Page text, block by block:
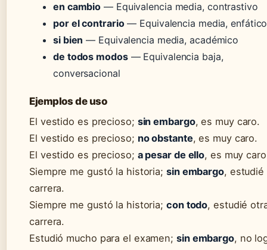
en cambio — Equivalencia media, contrastivo
por el contrario— Equivalencia media, enfático
si bien — Equivalencia media, académico
de todos modos— Equivalencia baja,
conversacional
Ejemplos de uso
El vestido es precioso; sin embargo, es muy caro.
El vestido es precioso; no obstante, es muy caro.
El vestido es precioso; a pesar de ello, es muy
Siempre me gustó la historia; sin embargo, estudié
carrera.
Siempre me gustó la historia; con todo, estudié
carrera.
Estudió mucho para el examen; sin embargo, no